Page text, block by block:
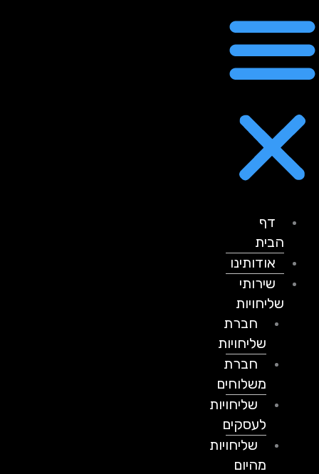
דף
הבית
אודותינו
שירותי
שליחויות
חברת
שליחויות
חברת
משלוחים
שליחויות
לעסקים
שליחויות
מהיום